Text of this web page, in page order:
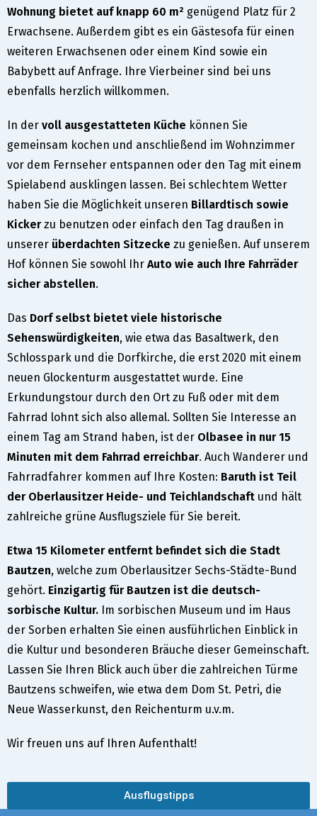
Wohnung bietet auf knapp 60 m² genügend Platz für 2
Erwachsene. Außerdem gibt es ein Gästesofa für einen
weiteren Erwachsenen oder einem Kind sowie ein
Babybett auf Anfrage. Ihre Vierbeiner sind bei uns
ebenfalls herzlich willkommen.
In der voll ausgestatteten Küche können Sie
gemeinsam kochen und anschließend im Wohnzimmer
vor dem Fernseher entspannen oder den Tag mit einem
Spielabend ausklingen lassen. Bei schlechtem Wetter
haben Sie die Möglichkeit unseren Billardtisch sowie
Kickerzu benutzen oder einfach den Tag draußen in
unserer überdachten Sitzecke zu genießen. Auf unserem
Hof können Sie sowohl Ihr Auto wie auch Ihre Fahrräder
sicher abstellen.
Das Dorf selbst bietet viele historische
Sehenswürdigkeiten, wie etwa das Basaltwerk, den
Schlosspark und die Dorfkirche, die erst 2020 mit einem
neuen Glockenturm ausgestattet wurde. Eine
Erkundungstour durch den Ort zu Fuß oder mit dem
Fahrrad lohnt sich also allemal. Sollten Sie Interesse an
einem Tag am Strand haben, ist der Olbasee in nur 15
Minuten mit dem Fahrrad erreichbar. Auch Wanderer und
Fahrradfahrer kommen auf Ihre Kosten: Baruth ist Teil
der Oberlausitzer Heide- und Teichlandschaft und hält
zahlreiche grüne Ausflugsziele für Sie bereit.
Etwa 15 Kilometer entfernt befindet sich die Stadt
Bautzen, welche zum Oberlausitzer Sechs-Städte-Bund
gehört. Einzigartig für Bautzen ist die deutsch-
sorbische Kultur. Im sorbischen Museum und im Haus
der Sorben erhalten Sie einen ausführlichen Einblick in
die Kultur und besonderen Bräuche dieser Gemeinschaft.
Lassen Sie Ihren Blick auch über die zahlreichen Türme
Bautzens schweifen, wie etwa dem Dom St. Petri, die
Neue Wasserkunst, den Reichenturm u.v.m.
Wir freuen uns auf Ihren Aufenthalt!
Ausflugstipps